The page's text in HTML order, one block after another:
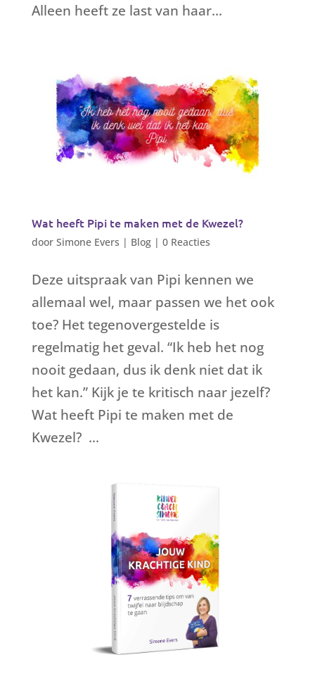
Alleen heeft ze last van haar...
Wat heeft Pipi te maken met de Kwezel?
door Simone Evers | Blog| 0 Reacties
Deze uitspraak van Pipi kennen we
allemaal wel, maar passen we het ook
toe? Het tegenovergestelde is
regelmatig het geval. “Ik heb het nog
nooit gedaan, dus ik denk niet dat ik
het kan.” Kijk je te kritisch naar jezelf?
Wat heeft Pipi te maken met de
Kwezel? ...